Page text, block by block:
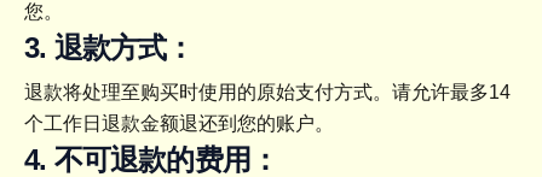
您。
3. 退款方式：
退款将处理至购买时使用的原始支付方式。请允许最多14
个工作日退款金额退还到您的账户。
4. 不可退款的费用：